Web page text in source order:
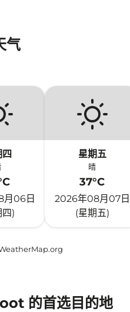
气
四
06日
四)
星期五
晴
37°C
2026年08月07日
(星期五)
的首选目的地